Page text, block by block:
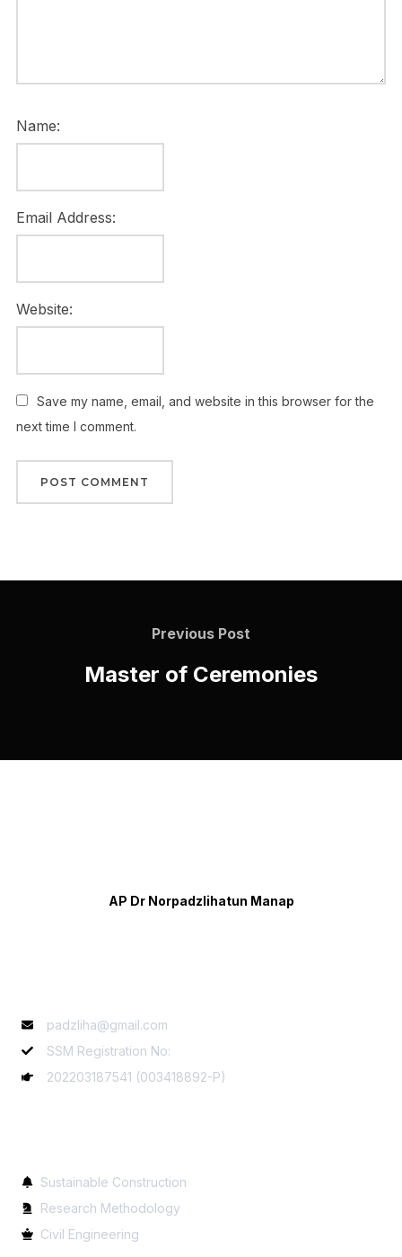
Name:
Email Address:
Website:
Save my name, email, and website in this browser for the
next time I comment.
Previous Post
Master of Ceremonies
AP Dr Norpadzlihatun Manap
padzliha@gmail.com
SSM Registration No:
202203187541 (003418892-P)
Sustainable Construction
Research Methodology
Civil Engineering